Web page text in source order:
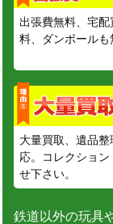
出張費無料、宅
料、ダンボールも
大量買取、遺品
応。コレクショ
せ下さい。
鉄道以外の玩具